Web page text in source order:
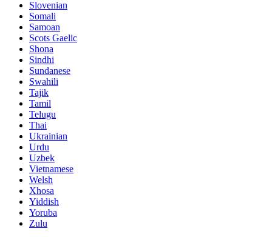
Slovenian
Somali
Samoan
Scots Gaelic
Shona
Sindhi
Sundanese
Swahili
Tajik
Tamil
Telugu
Thai
Ukrainian
Urdu
Uzbek
Vietnamese
Welsh
Xhosa
Yiddish
Yoruba
Zulu